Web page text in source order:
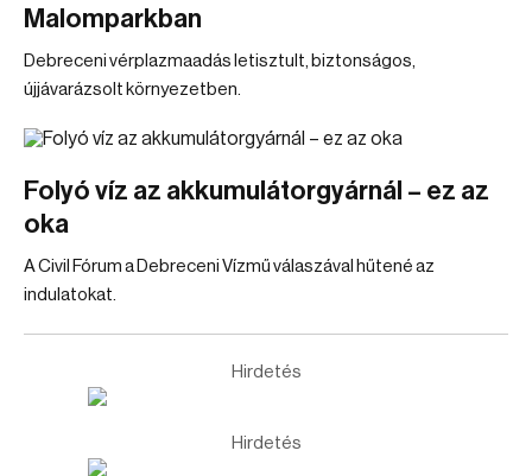
Malomparkban
Debreceni vérplazmaadás letisztult, biztonságos,
újjávarázsolt környezetben.
Folyó víz az akkumulátorgyárnál – ez az
oka
A Civil Fórum a Debreceni Vízmű válaszával hűtené az
indulatokat.
Hirdetés
Hirdetés